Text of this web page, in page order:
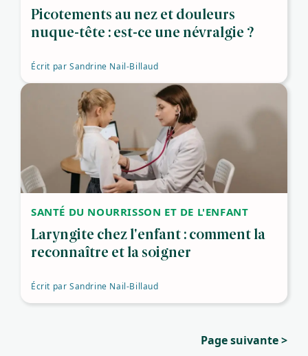
Picotements au nez et douleurs
nuque-tête : est-ce une névralgie ?
Écrit par Sandrine Nail-Billaud
SANTÉ DU NOURRISSON ET DE L'ENFANT
Laryngite chez l'enfant : comment la
reconnaître et la soigner
Écrit par Sandrine Nail-Billaud
Page suivante>